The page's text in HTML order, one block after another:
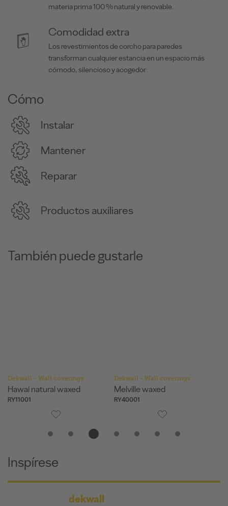
materia prima 100 % natural y renovable.
Comodidad extra
Los revestimientos de corcho para paredes
transforman cualquier estancia en un espacio más
cómodo, silencioso y acogedor.
Cómo
Instalar
Mantener
Reparar
Productos auxiliares
También puede gustarle
Dekwall - Wall coverings
Hawai natural waxed
RY11001
Dekwall - Wall coverings
Melville waxed
RY40001
Inspírese
dekwall